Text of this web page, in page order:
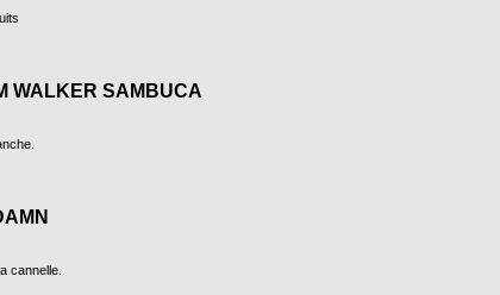
WALKER SAMBUCA
cannelle.